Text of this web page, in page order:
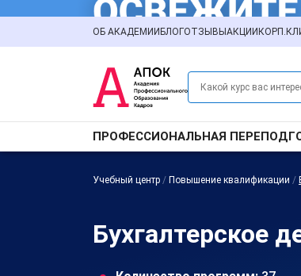
ОБ АКАДЕМИИ БЛОГОТЗЫВЫ АКЦИИ
ПРОФЕССИОНАЛЬНАЯ
Учебный центр / Повышение квалификации /
Бухгалтерское